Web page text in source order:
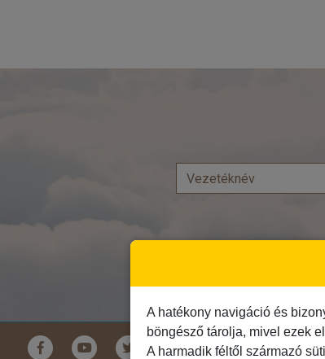
Földrészek
A hatékony navigáció és
böngésző tárolja, mivel ezek
A harmadik féltől származó